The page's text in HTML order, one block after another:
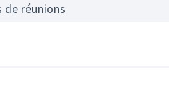
de réunions